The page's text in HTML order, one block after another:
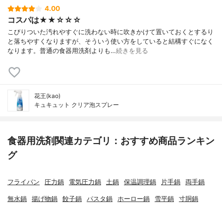
4.00
コスパは★★☆☆☆
こびりついた汚れやすぐに洗わない時に吹きかけて置いておくとするり
と落ちやすくなりますが、そういう使い方をしていると結構すぐになく
なります。普通の食器用洗剤よりも…続きを見る
花王(kao)
キュキュット クリア泡スプレー
食器用洗剤関連カテゴリ：おすすめ商品ランキン
グ
フライパン 圧力鍋 電気圧力鍋 土鍋 保温調理鍋 片手鍋 両手鍋
無水鍋 揚げ物鍋 餃子鍋 パスタ鍋 ホーロー鍋 雪平鍋 寸胴鍋